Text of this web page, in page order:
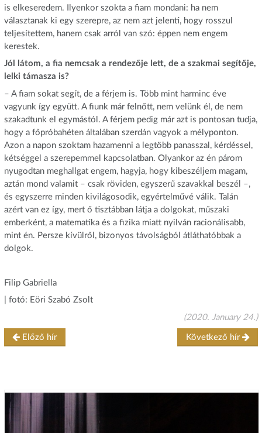
is elkeseredem. Ilyenkor szokta a fiam mondani: ha nem
választanak ki egy szerepre, az nem azt jelenti, hogy rosszul
teljesítettem, hanem csak arról van szó: éppen nem engem
kerestek.
Jól látom, a fia nemcsak a rendezője lett, de a szakmai segítője,
lelki támasza is?
– A fiam sokat segít, de a férjem is. Több mint harminc éve
vagyunk így együtt. A fiunk már felnőtt, nem velünk él, de nem
szakadtunk el egymástól. A férjem pedig már azt is pontosan tudja,
hogy a főpróbahéten általában szerdán vagyok a mélyponton.
Azon a napon szoktam hazamenni a legtöbb panasszal, kérdéssel,
kétséggel a szerepemmel kapcsolatban. Olyankor az én párom
nyugodtan meghallgat engem, hagyja, hogy kibeszéljem magam,
aztán mond valamit – csak röviden, egyszerű szavakkal beszél –,
és egyszerre minden kivilágosodik, egyértelművé válik. Talán
azért van ez így, mert ő tisztábban látja a dolgokat, műszaki
emberként, a matematika és a fizika miatt nyilván racionálisabb,
mint én. Persze kívülről, bizonyos távolságból átláthatóbbak a
dolgok.
Filip Gabriella
| fotó: Eöri Szabó Zsolt
(2020. January 24.)
Előző hír Következő hír